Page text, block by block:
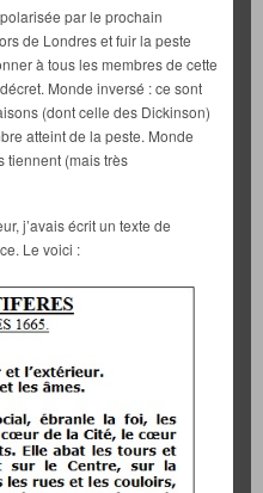
par le prochain
de Londres et fuir la peste
à tous les membres de cette
Monde inversé : ce sont
(dont celle des Dickinson)
atteint de la peste. Monde
tiennent (mais très
j’avais écrit un texte de
Le voici :